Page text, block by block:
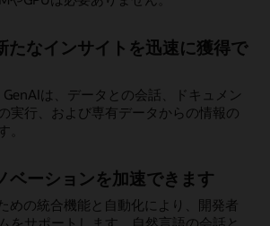
たなインサイトを迅速に獲得で
は、データとの会話、ドキュメン
実行、および専有データからの情報の
ベーションを加速できます
めの統合機能と自動化により、開発者
をサポートします。自然言語の会話と